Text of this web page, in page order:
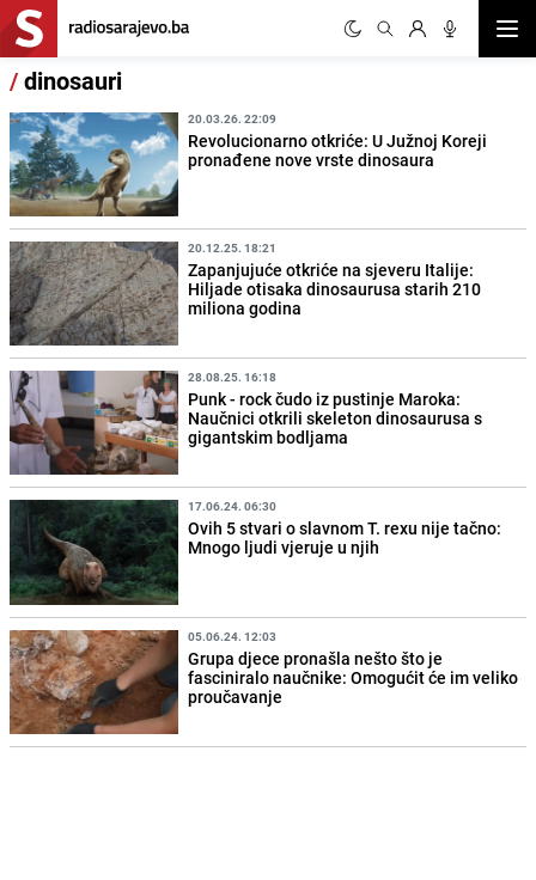
/dinosauri
20.03.26. 22:09
Revolucionarno otkriće: U Južnoj Koreji
pronađene nove vrste dinosaura
20.12.25. 18:21
Zapanjujuće otkriće na sjeveru Italije:
Hiljade otisaka dinosaurusa starih 210
miliona godina
28.08.25. 16:18
Punk - rock čudo iz pustinje Maroka:
Naučnici otkrili skeleton dinosaurusa s
gigantskim bodljama
17.06.24. 06:30
Ovih 5 stvari o slavnom T. rexu nije tačno:
Mnogo ljudi vjeruje u njih
05.06.24. 12:03
Grupa djece pronašla nešto što je
fasciniralo naučnike: Omogućit će im veliko
proučavanje